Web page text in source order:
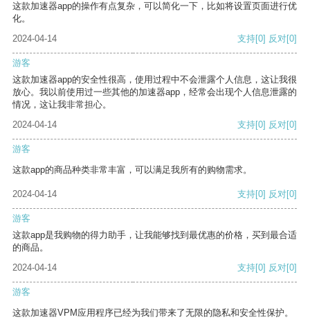
这款加速器app的操作有点复杂，可以简化一下，比如将设置页面进行优
化。
2024-04-14
支持[0] 反对[0]
游客
这款加速器app的安全性很高，使用过程中不会泄露个人信息，这让我很
放心。我以前使用过一些其他的加速器app，经常会出现个人信息泄露的
情况，这让我非常担心。
2024-04-14
支持[0] 反对[0]
游客
这款app的商品种类非常丰富，可以满足我所有的购物需求。
2024-04-14 支持[0] 反对[0]
游客
这款app是我购物的得力助手，让我能够找到最优惠的价格，买到最合适
的商品。
2024-04-14
支持[0] 反对[0]
游客
这款加速器VPM应用程序已经为我们带来了无限的隐私和安全性保护。